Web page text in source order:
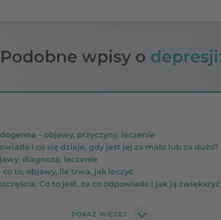
Podobne wpisy o
– objawy, przyczyny, leczenie
i co się dzieje, gdy jest jej za mało lub za dużo?
diagnoza, leczenie
co to, objawy, ile trwa, jak leczyć
Co to jest, za co odpowiada i jak ją